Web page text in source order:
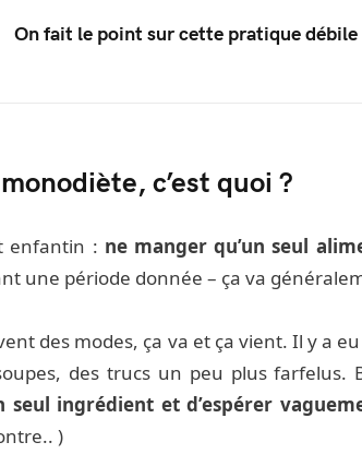
On fait le point sur cette pratique
c’est quoi ?
enfantin : ne manger qu’un seul
une période donnée – ça va
des modes, ça va et ça vient. Il y a
des trucs un peu plus farfelus.
seul ingrédient et d’espérer
)